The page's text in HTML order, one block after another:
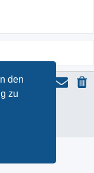
den
zu